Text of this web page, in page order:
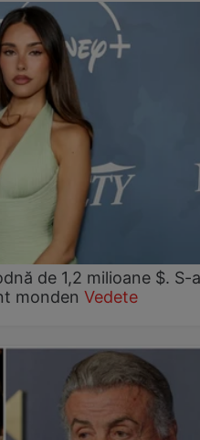
de 1,2 milioane $. S-a
monden Vedete